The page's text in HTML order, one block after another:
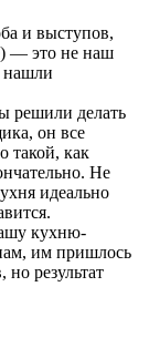
и выступов,
— это не наш
нашли
решили делать
он все
такой, как
Не
идеально
кухню-
им пришлось
результат